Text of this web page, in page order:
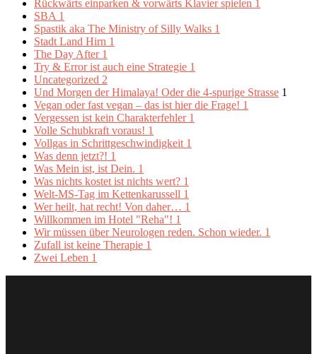
Rückwärts einparken & vorwärts Klavier spielen 1
SBA 1
Spastik aka The Ministry of Silly Walks 1
Stadt Land Hirn 1
The Day After 1
Try & Error ist auch eine Strategie 1
Uncategorized 2
Und Morgen der Himalaya! Oder die 4-spurige Strasse 1
Vegan oder fast vegan – das ist hier die Frage! 1
Vergessen ist kein Charakterfehler 1
Volle Schubkraft voraus! 1
Vollgas in Schrittgeschwindigkeit 1
Was denn jetzt?! 1
Was Mein ist, ist Dein. 1
Was nichts kostet ist nichts wert? 1
Welt-MS-Tag im Kettenkarussell 1
Wer heilt, hat recht! Von daher… 1
Willkommen im Hotel "Reha"! 1
Wir müssen über Neurologen reden. Schon wieder. 1
Zufall ist keine Therapie 1
Zwei Leben 1